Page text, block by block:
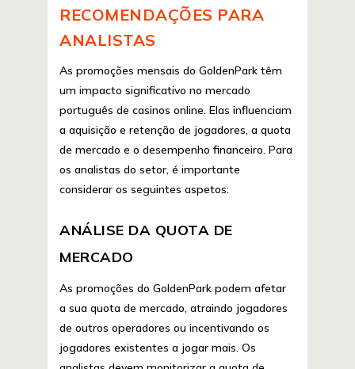
RECOMENDAÇÕES PARA
ANALISTAS
As promoções mensais do GoldenPark têm
um impacto significativo no mercado
português de casinos online. Elas influenciam
a aquisição e retenção de jogadores, a quota
de mercado e o desempenho financeiro. Para
os analistas do setor, é importante
considerar os seguintes aspetos:
ANÁLISE DA QUOTA DE
MERCADO
As promoções do GoldenPark podem afetar
a sua quota de mercado, atraindo jogadores
de outros operadores ou incentivando os
jogadores existentes a jogar mais. Os